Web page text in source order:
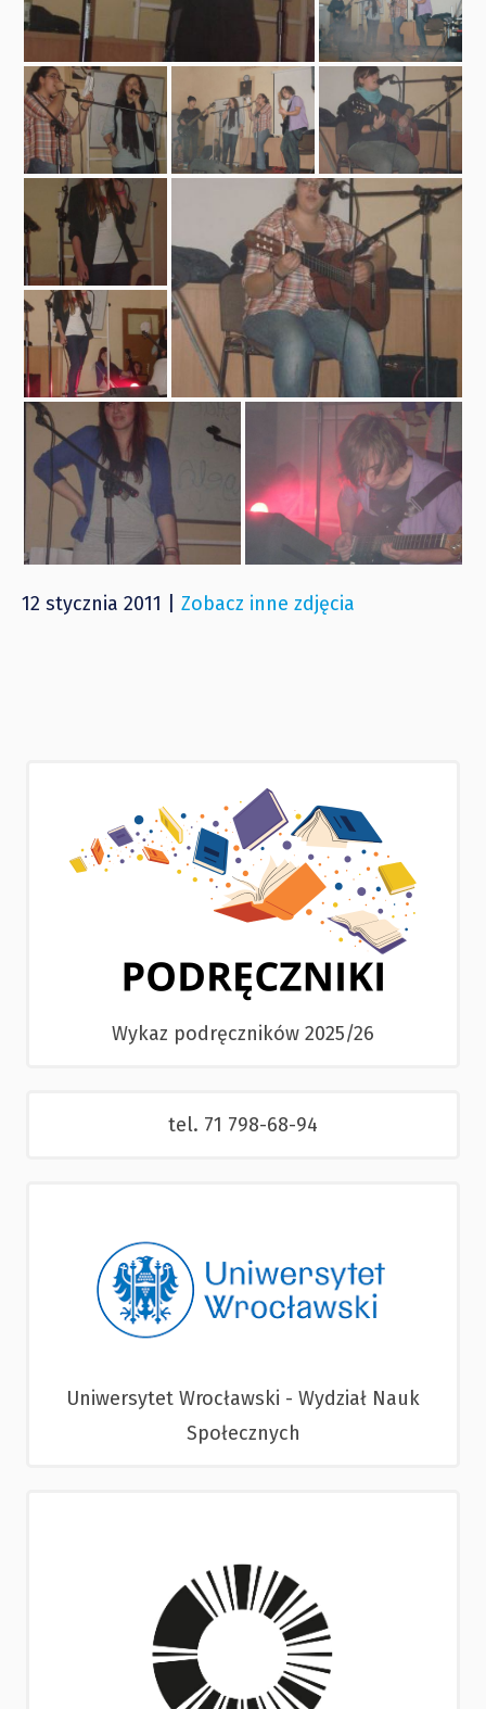
12 stycznia 2011 | Zobacz inne zdjęcia
Wykaz podręczników 2025/26
tel. 71 798-68-94
Uniwersytet Wrocławski - Wydział Nauk
Społecznych